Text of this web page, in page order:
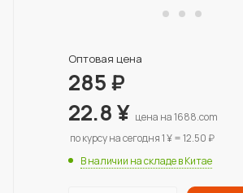
Оптовая цена
285₽
22.8¥ цена на 1688.com
по курсу на сегодня 1 ¥ = 12.50 ₽
В наличии на складе в Китае